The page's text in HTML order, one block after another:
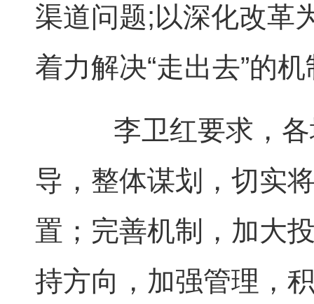
渠道问题;以深化改革
着力解决“走出去”的
李卫红要求，各
导，整体谋划，切实
置；完善机制，加大
持方向，加强管理，